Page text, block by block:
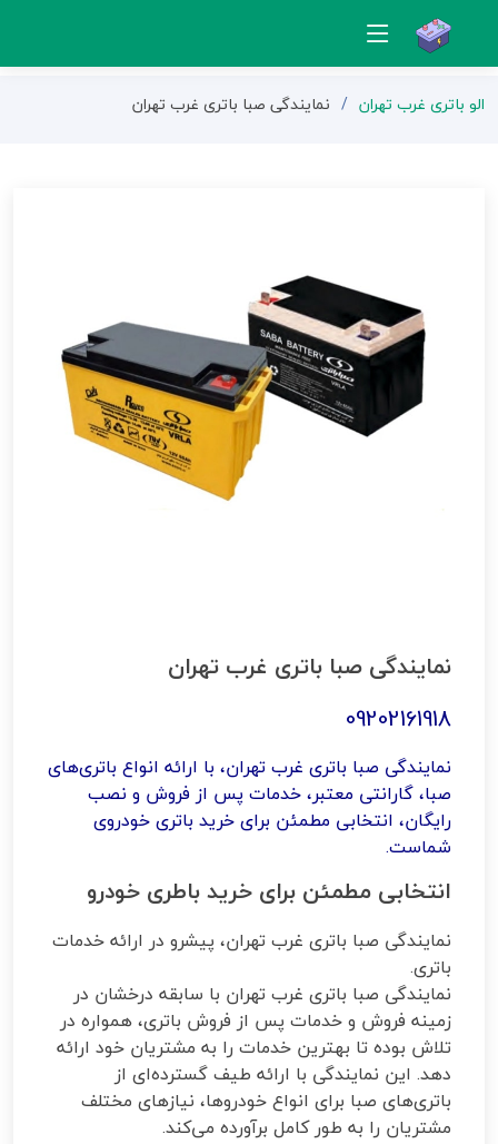
الو باتری غرب تهران نمایندگی صبا باتری غرب تهران
نمایندگی صبا باتری غرب تهران
09202161918
نمایندگی صبا باتری غرب تهران، با ارائه انواع باتری‌های
صبا، گارانتی معتبر، خدمات پس از فروش و نصب
رایگان، انتخابی مطمئن برای خرید باتری خودروی
شماست.
انتخابی مطمئن برای خرید باطری خودرو
نمایندگی صبا باتری غرب تهران، پیشرو در ارائه خدمات
باتری.
نمایندگی صبا باتری غرب تهران با سابقه درخشان در
زمینه فروش و خدمات پس از فروش باتری، همواره در
تلاش بوده تا بهترین خدمات را به مشتریان خود ارائه
دهد. این نمایندگی با ارائه طیف گسترده‌ای از
باتری‌های صبا برای انواع خودروها، نیازهای مختلف
مشتریان را به طور کامل برآورده می‌کند.